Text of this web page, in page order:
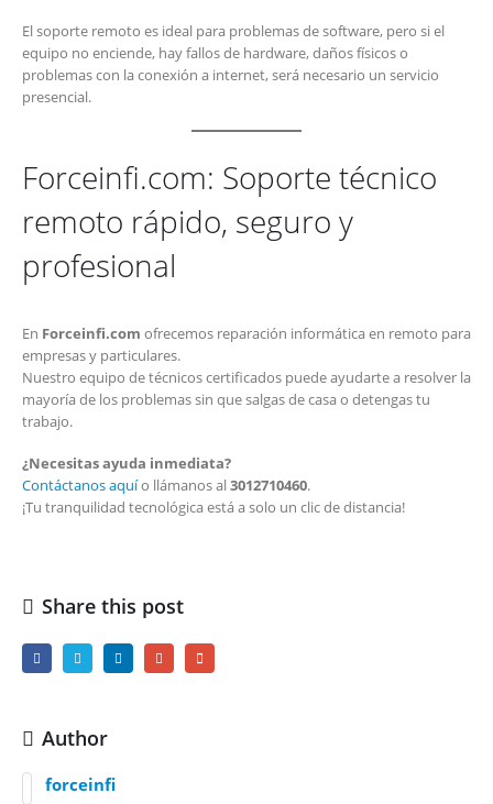
El soporte remoto es ideal para problemas de software, pero si el
equipo no enciende, hay fallos de hardware, daños físicos o
problemas con la conexión a internet, será necesario un servicio
presencial.
Forceinfi.com: Soporte técnico
remoto rápido, seguro y
profesional
En Forceinfi.com ofrecemos reparación informática en remoto para
empresas y particulares.
Nuestro equipo de técnicos certificados puede ayudarte a resolver la
mayoría de los problemas sin que salgas de casa o detengas tu
trabajo.
¿Necesitas ayuda inmediata?
Contáctanos aquío llámanos al3012710460.
¡Tu tranquilidad tecnológica está a solo un clic de distancia!
Share this post
Author
forceinfi